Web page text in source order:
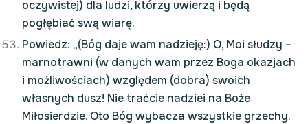
oczywistej) dla ludzi, którzy uwierzą i będą
pogłębiać swą wiarę.
Powiedz: „(Bóg daje wam nadzieję:) O, Moi słudzy –
marnotrawni (w danych wam przez Boga okazjach
i możliwościach) względem (dobra) swoich
własnych dusz! Nie traćcie nadziei na Boże
Miłosierdzie. Oto Bóg wybacza wszystkie grzechy.